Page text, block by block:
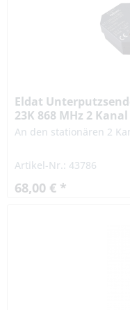
Eldat
23K 868 MHz 2 Kanal
An den stationären 2
Artikel-Nr.: 43786
68,00 € *